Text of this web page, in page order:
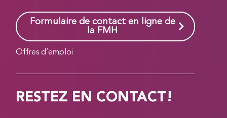
Formulaire de contact en ligne de
la FMH
Offres d’emploi
RESTEZ EN CONTACT!